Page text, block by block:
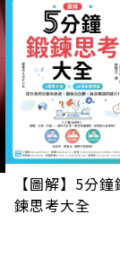
【圖解】5分鐘
鍊思考大全